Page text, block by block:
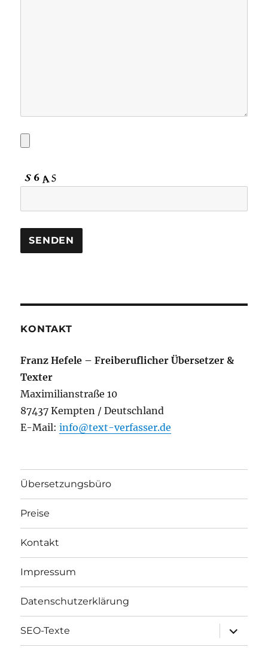
KONTAKT
Franz Hefele – Freiberuflicher Übersetzer &
Texter
Maximilianstraße 10
87437 Kempten / Deutschland
E-Mail:info@text-verfasser.de
Übersetzungsbüro
Preise
Kontakt
Impressum
Datenschutzerklärung
SEO-Texte
öffnen